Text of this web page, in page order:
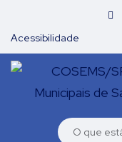
Acessibilidade